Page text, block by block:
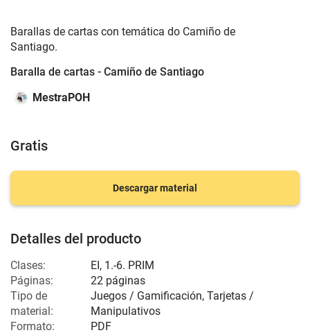
Barallas de cartas con temática do Camiño de
Santiago.
Baralla de cartas - Camiño de Santiago
MestraPOH
Gratis
Descargar material
Detalles del producto
Clases: EI, 1.-6. PRIM
Páginas:
22 páginas
Tipo de
material:
Juegos / Gamificación, Tarjetas /
Manipulativos
Formato:
PDF